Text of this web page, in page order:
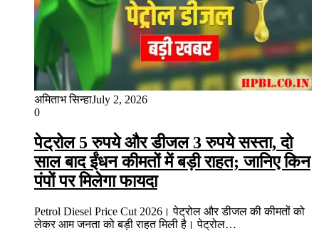
अमिताभ सिन्हाJuly 2, 2026
0
पेट्रोल 5 रुपये और डीजल 3 रुपये सस्ता, दो
साल बाद ईंधन कीमतों में बड़ी राहत; जानिए किन
पंपों पर मिलेगा फायदा
Petrol Diesel Price Cut 2026। पेट्रोल और डीजल की कीमतों को
लेकर आम जनता को बड़ी राहत मिली है। पेट्रोल…